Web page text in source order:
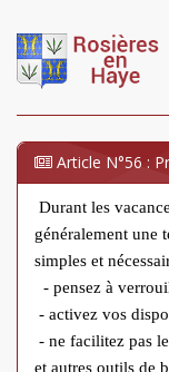
Article N°56 :
Durant les
généralement une
simples et
- pensez à
- activez vos
- ne facilitez pas
et autres outils de